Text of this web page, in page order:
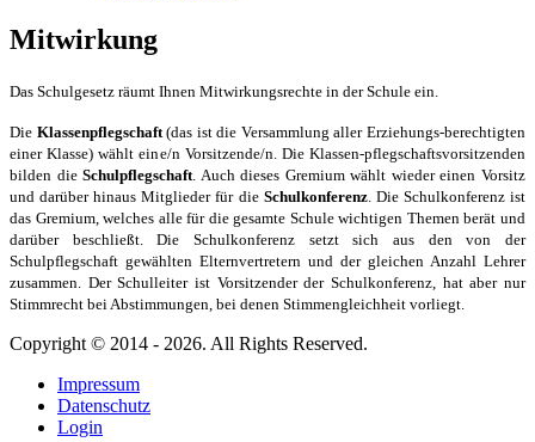
Mitwirkung
Das Schulgesetz räumt Ihnen Mitwirkungsrechte in der Schule ein.
Die Klassenpflegschaft(das ist die Versammlung aller Erziehungs-berechtigten
einer Klasse) wählt eine/n Vorsitzende/n. Die Klassen-pflegschaftsvorsitzenden
bilden dieSchulpflegschaft . Auch dieses Gremium wählt wieder einen Vorsitz
und darüber hinaus Mitglieder für die Schulkonferenz. Die Schulkonferenz ist
das Gremium, welches alle für die gesamte Schule wichtigen Themen berät und
darüber beschließt. Die Schulkonferenz setzt sich aus den von der
Schulpflegschaft gewählten Elternvertretern und der gleichen Anzahl Lehrer
zusammen. Der Schulleiter ist Vorsitzender der Schulkonferenz, hat aber nur
Stimmrecht bei Abstimmungen, bei denen Stimmengleichheit vorliegt.
Copyright © 2014 - 2026. All Rights Reserved.
Impressum
Datenschutz
Login